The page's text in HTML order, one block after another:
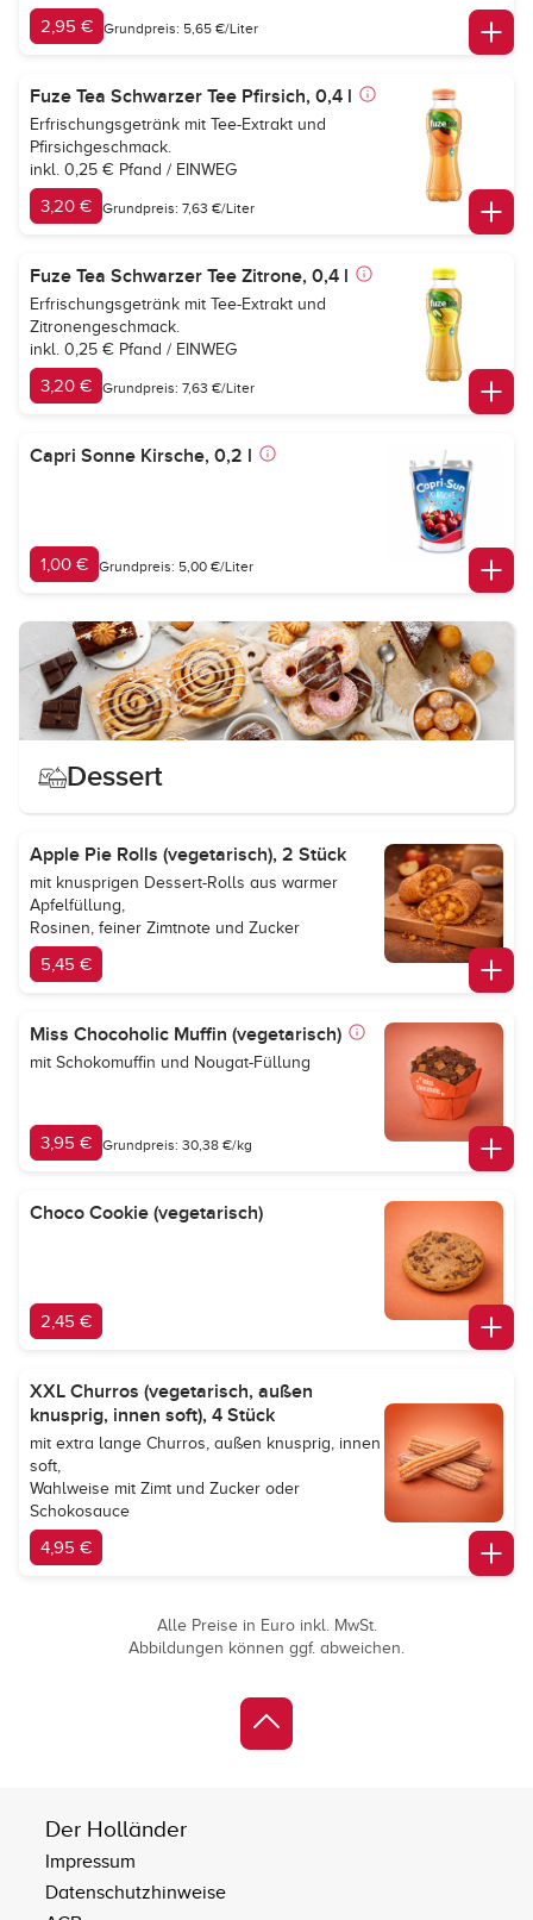
2,95 € Grundpreis: 5,65 €/Liter
Fuze Tea Schwarzer Tee Pfirsich, 0,4 l
Erfrischungsgetränk mit Tee-Extrakt und
Pfirsichgeschmack.
inkl. 0,25 € Pfand / EINWEG
3,20 € Grundpreis: 7,63 €/Liter
Fuze Tea Schwarzer Tee Zitrone, 0,4 l
Erfrischungsgetränk mit Tee-Extrakt und
Zitronengeschmack.
inkl. 0,25 € Pfand / EINWEG
3,20 € Grundpreis: 7,63 €/Liter
Capri Sonne Kirsche, 0,2 l
1,00 € Grundpreis: 5,00 €/Liter
Dessert
Apple Pie Rolls (vegetarisch), 2 Stück
mit knusprigen Dessert-Rolls aus warmer
Apfelfüllung,
Rosinen, feiner Zimtnote und Zucker
5,45 €
Miss Chocoholic Muffin (vegetarisch)
mit Schokomuffin und Nougat-Füllung
3,95 € Grundpreis: 30,38 €/kg
Choco Cookie (vegetarisch)
2,45 €
XXL Churros (vegetarisch, außen
knusprig, innen soft), 4 Stück
mit extra lange Churros, außen knusprig, innen
soft,
Wahlweise mit Zimt und Zucker oder
Schokosauce
4,95 €
Alle Preise in Euro inkl. MwSt.
Abbildungen können ggf. abweichen.
Der Holländer
Impressum
Datenschutzhinweise